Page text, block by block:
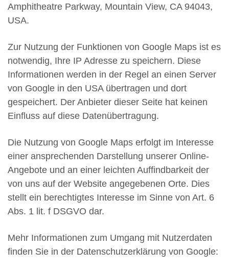
Amphitheatre Parkway, Mountain View, CA 94043,
USA.
Zur Nutzung der Funktionen von Google Maps ist es
notwendig, Ihre IP Adresse zu speichern. Diese
Informationen werden in der Regel an einen Server
von Google in den USA übertragen und dort
gespeichert. Der Anbieter dieser Seite hat keinen
Einfluss auf diese Datenübertragung.
Die Nutzung von Google Maps erfolgt im Interesse
einer ansprechenden Darstellung unserer Online-
Angebote und an einer leichten Auffindbarkeit der
von uns auf der Website angegebenen Orte. Dies
stellt ein berechtigtes Interesse im Sinne von Art. 6
Abs. 1 lit. f DSGVO dar.
Mehr Informationen zum Umgang mit Nutzerdaten
finden Sie in der Datenschutzerklärung von Google: